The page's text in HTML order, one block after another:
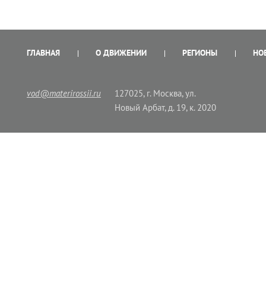
ГЛАВНАЯ О ДВИЖЕНИИ РЕГИОНЫ
vod@materirossii.ru
127025, г. Москва, ул.
Новый Арбат, д. 19, к. 2020